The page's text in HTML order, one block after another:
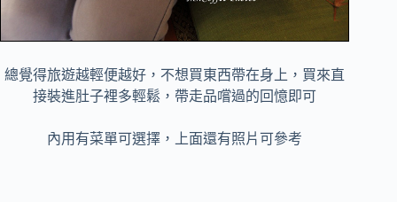
總覺得旅遊越輕便越好，不想買東西帶在身上，買來直
接裝進肚子裡多輕鬆，帶走品嚐過的回憶即可
內用有菜單可選擇，上面還有照片可參考